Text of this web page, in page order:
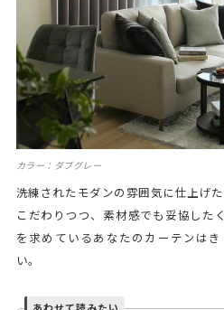
カラー：ダブグレー
洗練されたモダンの雰囲気に仕上げ
こだわりつつ、素材感でも妥協した
を求めているあなたのカーテンは
い。